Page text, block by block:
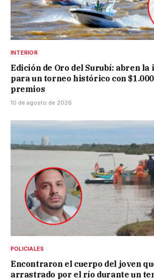
INTERIOR
Edición de Oro del Surubí: abren
para un torneo histórico con
premios
10 de agosto de 2026
POLICIALES
Encontraron el cuerpo del joven
arrastrado por el río durante un